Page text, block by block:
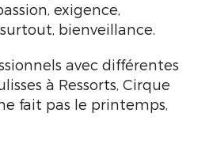
exigence,
bienveillance.
avec différentes
à Ressorts, Cirque
fait pas le printemps,